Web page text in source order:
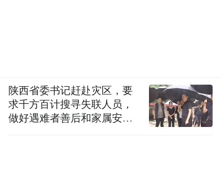
陕西省委书记赶赴灾区，要
求千方百计搜寻失联人员，
做好遇难者善后和家属安抚